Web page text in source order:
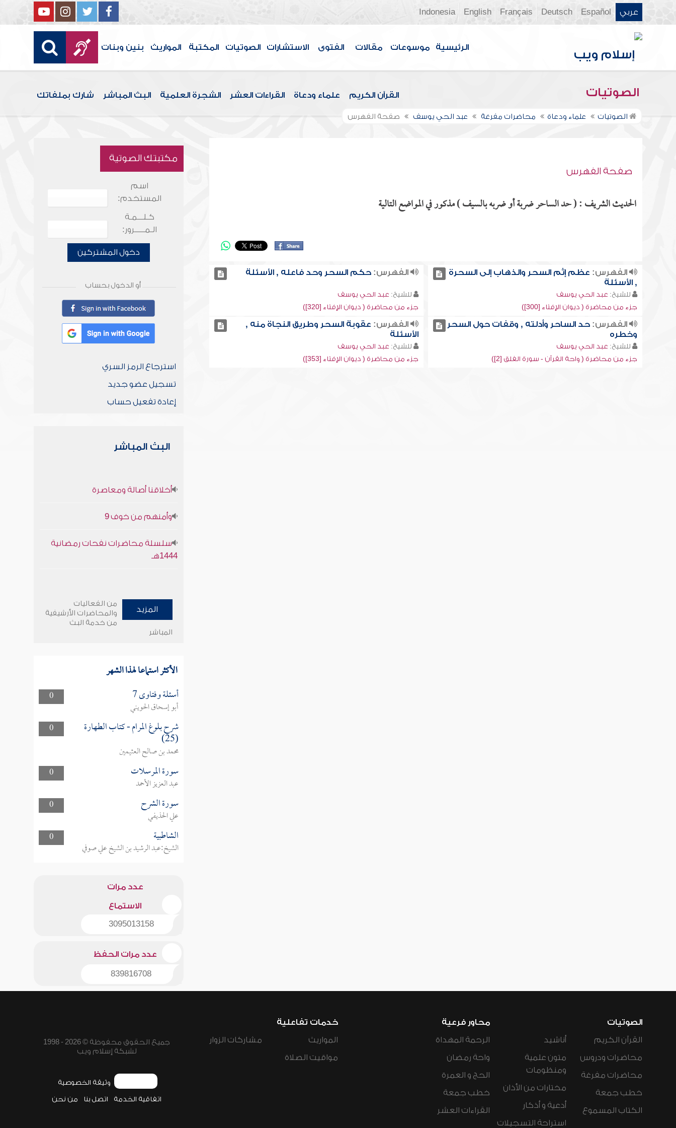
عربي Español
Deutsch
Français
English
Indonesia
الرئيسية موسوعات مقالات الفتوى الاستشارات الصوتيات المكتبة المواريث بنين وبنات
الصوتيات القرآن الكريم علماء ودعاة القراءات العشر الشجرة العلمية البث المباشر شارك بملفاتك
الصوتيات علماء ودعاة محاضرات مفرغة عبد الحي يوسف صفحة الفهرس
صفحة الفهرس
الحديث الشريف : ( حد الساحر ضربة أو ضربه بالسيف ) مذكور في المواضع التالية
الفهرس: عظم إثم السحر والذهاب إلى السحرة
, الأسئلة
للشيخ: عبد الحي يوسف
جزء من محاضرة ( ديوان الإفتاء [300])
الفهرس: حكم السحر وحد فاعله , الأسئلة
للشيخ: عبد الحي يوسف
جزء من محاضرة ( ديوان الإفتاء [320])
الفهرس:حد الساحر وأدلته , وقفات حول السحر
وخطره
للشيخ: عبد الحي يوسف
جزء من محاضرة ( واحة القرآن - سورة الفلق [2])
الفهرس: عقوبة السحر وطريق النجاة منه ,
الأسئلة
للشيخ: عبد الحي يوسف
جزء من محاضرة ( ديوان الإفتاء [353])
مكتبتك الصوتية
اسم
المستخدم:
كـلـــمـة
الـمـــــرور:
دخول المشتركين
أو الدخول بحساب
استرجاع الرمز السري
تسجيل عضو جديد
إعادة تفعيل حساب
البث المباشر
أخلاقنا أصالة ومعاصرة
وأمنهم من خوف 9
سلسلة محاضرات نفحات رمضانية
1444هـ
المزيد
من الفعاليات
والمحاضرات الأرشيفية
من خدمة البث
المباشر
الأكثر استماعا لهذا الشهر
0 أسئلة وفتاوى 7
أبو إسحاق الحويني
0
شرح بلوغ المرام - كتاب الطهارة
(25)
محمد بن صالح العثيمين
0
سورة المرسلات
عبد العزيز الأحمد
0
سورة الشرح
علي الحذيفي
0
الشاطبية
الشيخ:عبد الرشيد بن الشيخ علي صوفي
عدد مرات
الاستماع
3095013158
عدد مرات الحفظ
839816708
الصوتيات
القرآن الكريم
محاضرات ودروس
محاضرات مفرغة
خطب جمعة
الكتاب المسموع
أناشيد
متون علمية
ومنظومات
مختارات من الأذان
أدعية و أذكار
استراحة التسجيلات
محاور فرعية
الرحمة المهداة
واحة رمضان
الحج و العمرة
خطب جمعة
القراءات العشر
خدمات تفاعلية
المواريث
مواقيت الصلاة
مشاركات الزوار
جميع الحقوق محفوظة © 2026 - 1998
لشبكة إسلام ويب
وثيقة الخصوصية
اتفاقية الخدمة اتصل بنا من نحن